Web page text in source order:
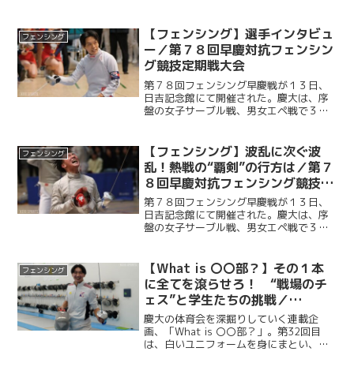
フェンシング
【フェンシング】選手インタビュ
ー／第７８回早慶対抗フェンシン
グ競技定期戦大会
第７８回フェンシング早慶戦が１３日、
日吉記念館にて開催された。慶大は、序
盤の女子サーブル戦、男女エペ戦で３連
子サーブルと３連勝。３勝３敗の五分に
持ち込むも、総得失点差で...
フェンシング
【フェンシング】波乱に次ぐ波
乱！熱戦の“覇剣”の行方は／第７
８回早慶対抗フェンシング競技定
期戦大会
第７８回フェンシング早慶戦が１３日、
日吉記念館にて開催された。慶大は、序
盤の女子サーブル戦、男女エペ戦で３連
子サーブルと３連勝。３勝３敗の五分に
持ち込むも、総得失点差で...
フェンシング
【What is 〇〇部？】その１本
に全てを滾らせろ！ “戦場のチ
ェス”と学生たちの挑戦／
File.32 フェンシング部（後
編）
慶大の体育会を深掘りしていく連載企
画、「What is 〇〇部？」。第32回目
は、白いユニフォームを身にまとい、巧